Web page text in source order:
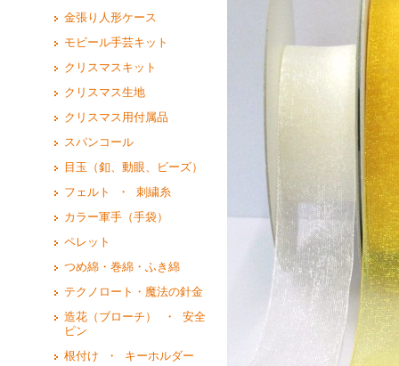
金張り人形ケース
モビール手芸キット
クリスマスキット
クリスマス生地
クリスマス用付属品
スパンコール
目玉（釦、動眼、ビーズ）
フェルト ・ 刺繍糸
カラー軍手（手袋）
ペレット
つめ綿・巻綿・ふき綿
テクノロート・魔法の針金
造花（ブローチ） ・ 安全
ピン
根付け ・ キーホルダー